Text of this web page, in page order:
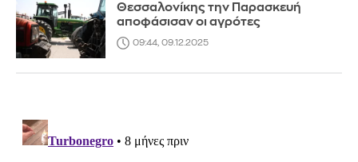
Θεσσαλονίκης την Παρασκευή
αποφάσισαν οι αγρότες
09:44, 09.12.2025